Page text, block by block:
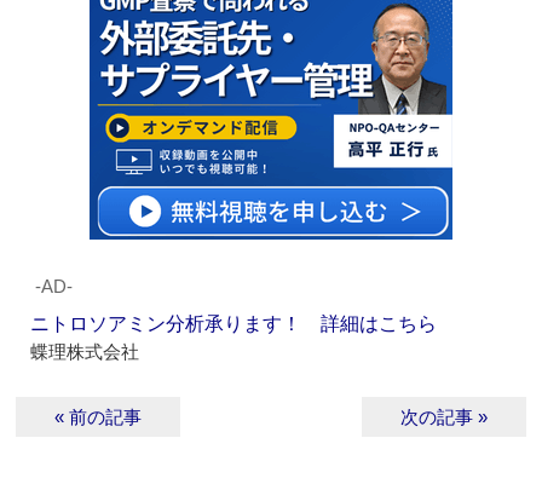
‐AD‐
ニトロソアミン分析承ります！ 詳細はこちら
蝶理株式会社
« 前の記事 次の記事 »